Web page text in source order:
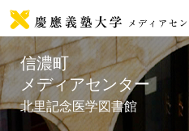
信濃町
メディアセンター
北里記念医学図書館